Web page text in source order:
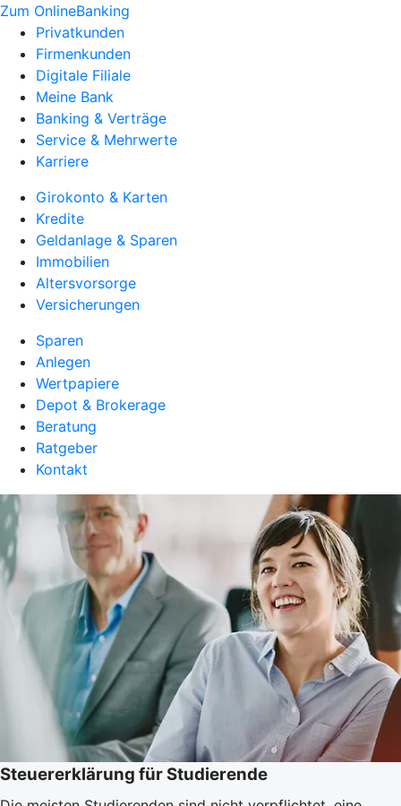
Zum OnlineBanking
Privatkunden
Firmenkunden
Digitale Filiale
Meine Bank
Banking & Verträge
Service & Mehrwerte
Karriere
Girokonto & Karten
Kredite
Geldanlage & Sparen
Immobilien
Altersvorsorge
Versicherungen
Sparen
Anlegen
Wertpapiere
Depot & Brokerage
Beratung
Ratgeber
Kontakt
Steuererklärung für Studierende